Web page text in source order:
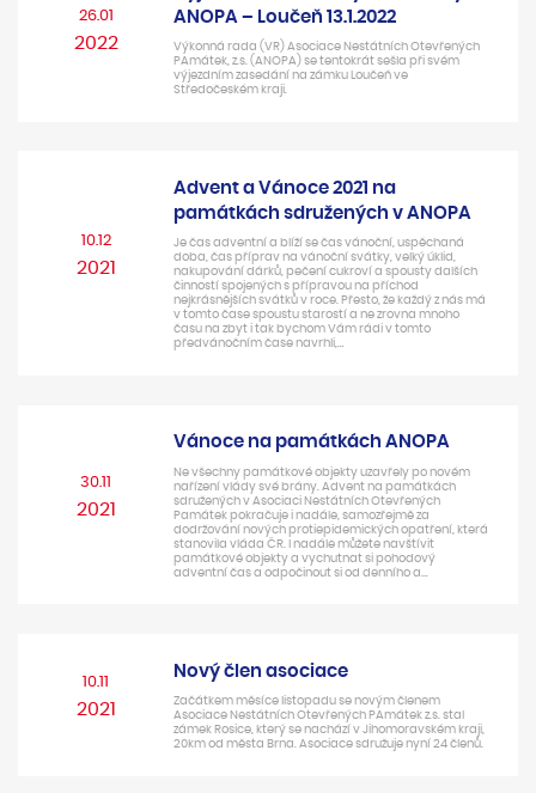
26.01
2022
ANOPA – Loučeň 13.1.2022
Výkonná rada (VR) Asociace Nestátních Otevřených
PAmátek, z.s. (ANOPA) se tentokrát sešla při svém
výjezdním zasedání na zámku Loučeň ve
Středočeském kraji.
10.12
2021
Advent a Vánoce 2021 na
památkách sdružených v ANOPA
Je čas adventní a blíží se čas vánoční, uspěchaná
doba, čas příprav na vánoční svátky, velký úklid,
nakupování dárků, pečení cukroví a spousty dalších
činností spojených s přípravou na příchod
nejkrásnějších svátků v roce. Přesto, že každý z nás má
v tomto čase spoustu starostí a ne zrovna mnoho
času na zbyt i tak bychom Vám rádi v tomto
předvánočním čase navrhli,…
30.11
2021
Vánoce na památkách ANOPA
Ne všechny památkové objekty uzavřely po novém
nařízení vlády své brány. Advent na památkách
sdružených v Asociaci Nestátních Otevřených
Památek pokračuje i nadále, samozřejmě za
dodržování nových protiepidemických opatření, která
stanovila vláda ČR. I nadále můžete navštívit
památkové objekty a vychutnat si pohodový
adventní čas a odpočinout si od denního a…
10.11
2021
Nový člen asociace
Začátkem měsíce listopadu se novým členem
Asociace Nestátních Otevřených PAmátek z.s. stal
zámek Rosice, který se nachází v Jihomoravském kraji,
20km od města Brna. Asociace sdružuje nyní 24 členů.